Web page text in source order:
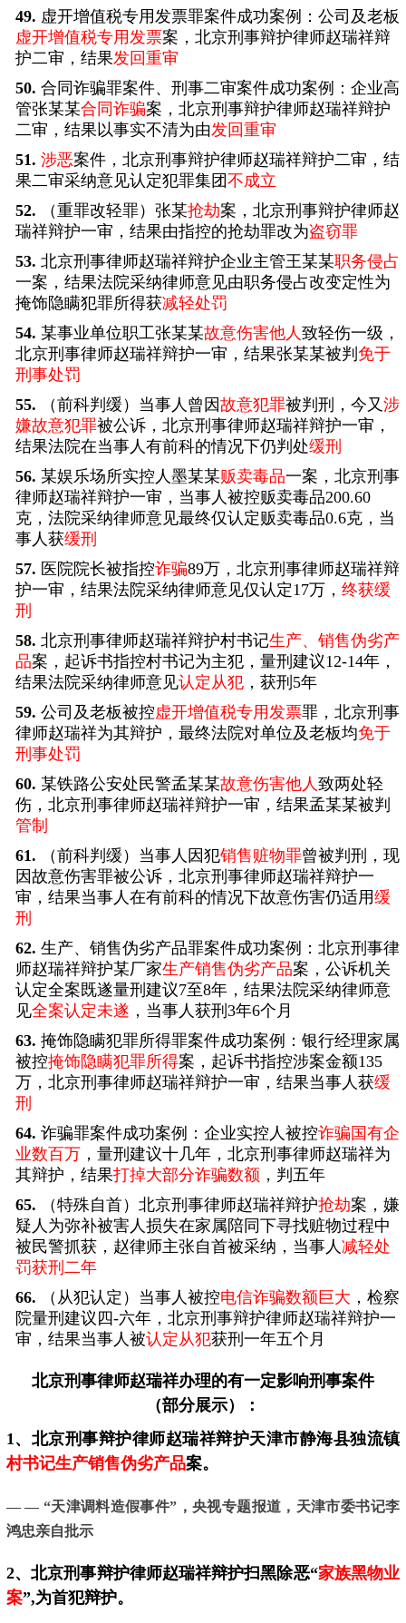
49. 虚开增值税专用发票罪案件成功案例：公司及老板
虚开增值税专用发票案，北京刑事辩护律师赵瑞祥辩
护二审，结果发回重审
50. 合同诈骗罪案件、刑事二审案件成功案例：企业高
管张某某合同诈骗案，北京刑事辩护律师赵瑞祥辩护
二审，结果以事实不清为由发回重审
51. 涉恶案件，北京刑事辩护律师赵瑞祥辩护二审，结
果二审采纳意见认定犯罪集团不成立
52.
（重罪改轻罪）张某抢劫案，北京刑事辩护律师赵
瑞祥辩护一审，结果由指控的抢劫罪改为盗窃罪
53. 北京刑事律师赵瑞祥辩护企业主管王某某职务侵占
一案，结果法院采纳律师意见由职务侵占改变定性为
掩饰隐瞒犯罪所得获减轻处罚
54. 某事业单位职工张某某故意伤害他人致轻伤一级，
北京刑事律师赵瑞祥辩护一审，结果张某某被判 免于
刑事处罚
55.
（前科判缓）当事人曾因故意犯罪被判刑，今又涉
嫌故意犯罪被公诉，北京刑事律师赵瑞祥辩护一审，
结果法院在当事人有前科的情况下仍判处缓刑
56. 某娱乐场所实控人墨某某贩卖毒品一案，北京刑事
律师赵瑞祥辩护一审，当事人被控贩卖毒品200.60
克，法院采纳律师意见最终仅认定贩卖毒品0.6克，当
事人获缓刑
57. 医院院长被指控诈骗89万，北京刑事律师赵瑞祥辩
护一审，结果法院采纳律师意见仅认定17万， 终获缓
刑
58. 北京刑事律师赵瑞祥辩护村书记生产、销售伪劣产
品案，起诉书指控村书记为主犯，量刑建议12-14年，
结果法院采纳律师意见认定从犯 ，获刑5年
59. 公司及老板被控虚开增值税专用发票罪，北京刑事
律师赵瑞祥为其辩护，最终法院对单位及老板均免于
刑事处罚
60. 某铁路公安处民警孟某某故意伤害他人致两处轻
伤，北京刑事律师赵瑞祥辩护一审，结果孟某某被判
管制
61.
（前科判缓）当事人因犯销售赃物罪曾被判刑，现
因故意伤害罪被公诉，北京刑事律师赵瑞祥辩护一
审，结果当事人在有前科的情况下故意伤害仍适用缓
刑
62. 生产、销售伪劣产品罪案件成功案例：北京刑事律
师赵瑞祥辩护某厂家生产销售伪劣产品案，公诉机关
认定全案既遂量刑建议7至8年，结果法院采纳律师意
见全案认定未遂 ，当事人获刑3年6个月
63. 掩饰隐瞒犯罪所得罪案件成功案例：银行经理家属
被控掩饰隐瞒犯罪所得案，起诉书指控涉案金额135
万，北京刑事律师赵瑞祥辩护一审，结果当事人获缓
刑
64. 诈骗罪案件成功案例：企业实控人被控诈骗国有企
业数百万 ，量刑建议十几年，北京刑事律师赵瑞祥为
其辩护，结果打掉大部分诈骗数额 ，判五年
65.
（特殊自首）北京刑事律师赵瑞祥辩护抢劫案，嫌
疑人为弥补被害人损失在家属陪同下寻找赃物过程中
被民警抓获，赵律师主张自首被采纳，当事人减轻处
罚获刑二年
66.
（从犯认定）当事人被控电信诈骗数额巨大 ，检察
院量刑建议四-六年，北京刑事辩护律师赵瑞祥辩护一
审，结果当事人被认定从犯获刑一年五个月
北京刑事律师赵瑞祥办理的有一定影响刑事案件
（部分展示）：
1、北京刑事辩护律师赵瑞祥辩护天津市静海县独流镇
村书记生产销售伪劣产品案。
— — “天津调料造假事件”， 央视专题报道，天津市委书记李
鸿忠亲自批示
2、北京刑事辩护律师赵瑞祥辩护扫黑除恶“家族黑物业
案”,为首犯辩护。